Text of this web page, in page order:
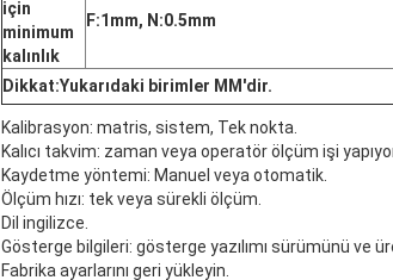
için
minimum
kalınlık
F:1mm, N:0.5mm
Dikkat:Yukarıdaki birimler MM'dir.
Kalibrasyon: matris, sistem, Tek nokta.
Kalıcı takvim: zaman veya operatör ölçüm işi
Kaydetme yöntemi: Manuel veya otomatik.
Ölçüm hızı: tek veya sürekli ölçüm.
Dil ingilizce.
Gösterge bilgileri: gösterge yazılımı sürümünü ve
Fabrika ayarlarını geri yükleyin.